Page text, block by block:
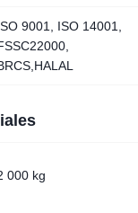
9001, ISO 14001,
000 kg